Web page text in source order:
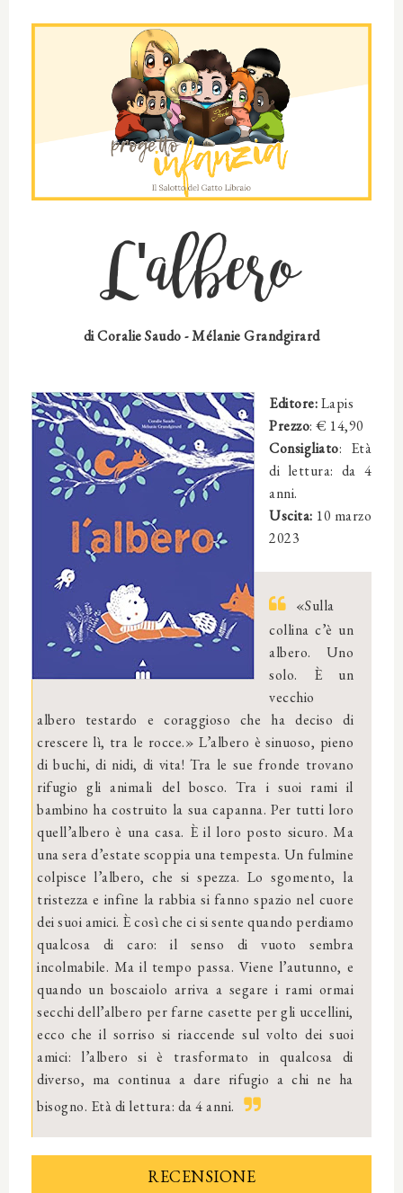
L'albero
diCoralie Saudo-Mélanie Grandgirard
Editore:Lapis
Prezzo: € 14,90
Consigliato: Età
di lettura: da 4
anni.
Uscita: 10 marzo
2023
«Sulla
collina c’è un
albero. Uno
solo. È un
vecchio
albero testardo e coraggioso che ha deciso di
crescere lì, tra le rocce.» L’albero è sinuoso, pieno
di buchi, di nidi, di vita! Tra le sue fronde trovano
rifugio gli animali del bosco. Tra i suoi rami il
bambino ha costruito la sua capanna. Per tutti loro
quell’albero è una casa. È il loro posto sicuro. Ma
una sera d’estate scoppia una tempesta. Un fulmine
colpisce l’albero, che si spezza. Lo sgomento, la
tristezza e infine la rabbia si fanno spazio nel cuore
dei suoi amici. È così che ci si sente quando perdiamo
qualcosa di caro: il senso di vuoto sembra
incolmabile. Ma il tempo passa. Viene l’autunno, e
quando un boscaiolo arriva a segare i rami ormai
secchi dell’albero per farne casette per gli uccellini,
ecco che il sorriso si riaccende sul volto dei suoi
amici: l’albero si è trasformato in qualcosa di
diverso, ma continua a dare rifugio a chi ne ha
bisogno. Età di lettura: da 4 anni.
RECENSIONE